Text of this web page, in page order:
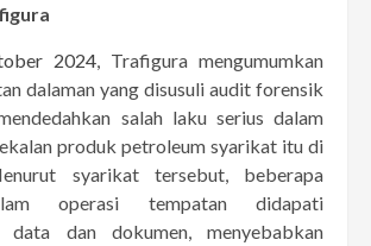
2024, Trafigura mengumumkan
dalaman yang disusuli audit forensik
salah laku serius dalam
produk petroleum syarikat itu di
syarikat tersebut, beberapa
operasi tempatan didapati
data dan dokumen, menyebabkan